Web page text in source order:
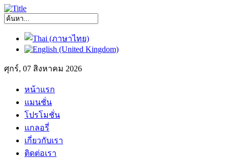
ศุกร์, 07 สิงหาคม 2026
หน้าแรก
แมนชั่น
โปรโมชั่น
แกลอรี่
เกี่ยวกับเรา
ติดต่อเรา